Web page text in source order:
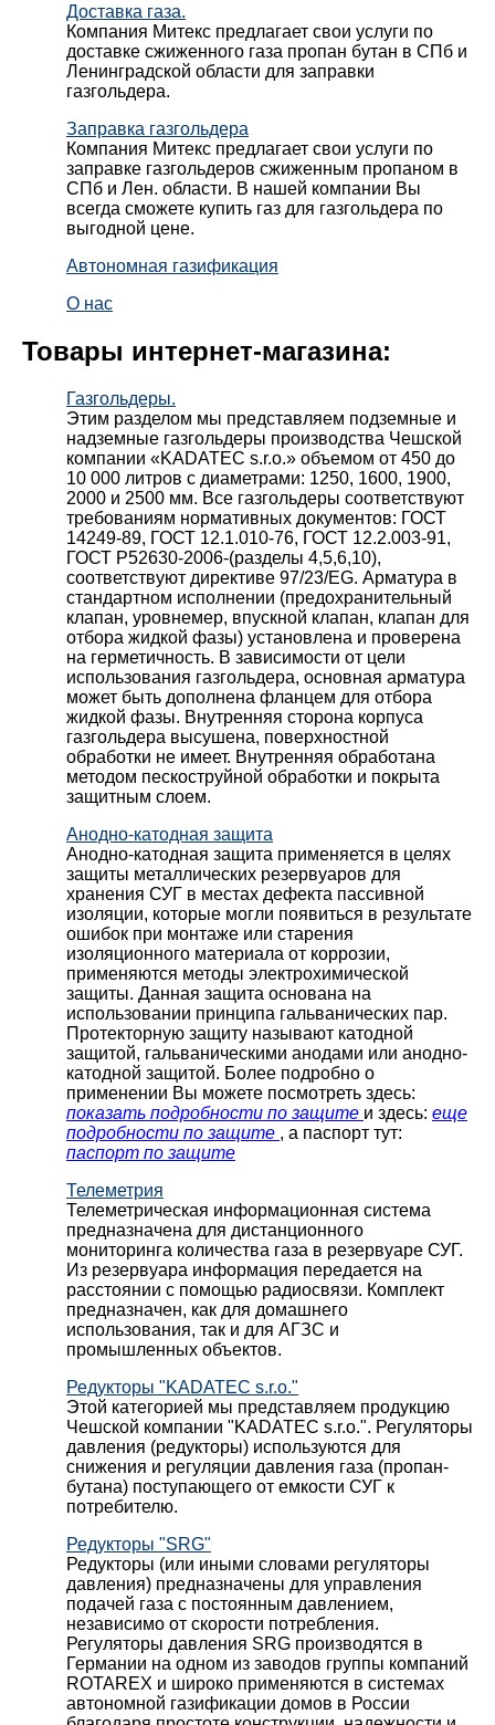
Доставка газа.
Компания Митекс предлагает свои услуги по
доставке сжиженного газа пропан бутан в СПб и
Ленинградской области для заправки
газгольдера.
Заправка газгольдера
Компания Митекс предлагает свои услуги по
заправке газгольдеров сжиженным пропаном в
СПб и Лен. области. В нашей компании Вы
всегда сможете купить газ для газгольдера по
выгодной цене.
Автономная газификация
О нас
Товары интернет-магазина:
Газгольдеры.
Этим разделом мы представляем подземные и
надземные газгольдеры производства Чешской
компании «KADATEC s.r.o.» объемом от 450 до
10 000 литров с диаметрами: 1250, 1600, 1900,
2000 и 2500 мм. Все газгольдеры соответствуют
требованиям нормативных документов: ГОСТ
14249-89, ГОСТ 12.1.010-76, ГОСТ 12.2.003-91,
ГОСТ Р52630-2006-(разделы 4,5,6,10),
соответствуют директиве 97/23/EG. Арматура в
стандартном исполнении (предохранительный
клапан, уровнемер, впускной клапан, клапан для
отбора жидкой фазы) установлена и проверена
на герметичность. В зависимости от цели
использования газгольдера, основная арматура
может быть дополнена фланцем для отбора
жидкой фазы. Внутренняя сторона корпуса
газгольдера высушена, поверхностной
обработки не имеет. Внутренняя обработана
методом пескоструйной обработки и покрыта
защитным слоем.
Анодно-катодная защита
Анодно-катодная защита применяется в целях
защиты металлических резервуаров для
хранения СУГ в местах дефекта пассивной
изоляции, которые могли появиться в результате
ошибок при монтаже или старения
изоляционного материала от коррозии,
применяются методы электрохимической
защиты. Данная защита основана на
использовании принципа гальванических пар.
Протекторную защиту называют катодной
защитой, гальваническими анодами или анодно-
катодной защитой. Более подробно о
применении Вы можете посмотреть здесь:
показать подробности по защите и здесь: еще
подробности по защите , а паспорт тут:
паспорт по защите
Телеметрия
Телеметрическая информационная система
предназначена для дистанционного
мониторинга количества газа в резервуаре СУГ.
Из резервуара информация передается на
расстоянии с помощью радиосвязи. Комплект
предназначен, как для домашнего
использования, так и для АГЗС и
промышленных объектов.
Редукторы "KADATEC s.r.o."
Этой категорией мы представляем продукцию
Чешской компании "KADATEC s.r.o.". Регуляторы
давления (редукторы) используются для
снижения и регуляции давления газа (пропан-
бутана) поступающего от емкости СУГ к
потребителю.
Редукторы "SRG"
Редукторы (или иными словами регуляторы
давления) предназначены для управления
подачей газа с постоянным давлением,
независимо от скорости потребления.
Регуляторы давления SRG производятся в
Германии на одном из заводов группы компаний
ROTAREX и широко применяются в системах
автономной газификации домов в России